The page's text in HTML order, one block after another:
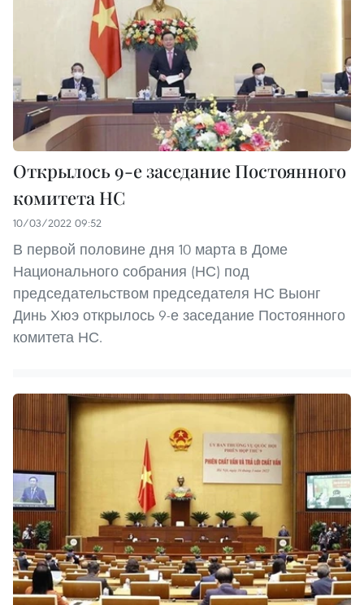
Открылось 9-е заседание Постоянного
комитета НС
10/03/2022 09:52
В первой половине дня 10 марта в Доме
Национального собрания (НС) под
председательством председателя НС Выонг
Динь Хюэ открылось 9-е заседание Постоянного
комитета НС.